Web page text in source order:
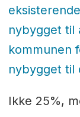
nybygget til
kommunen
nybygget til
Ikke 25%,